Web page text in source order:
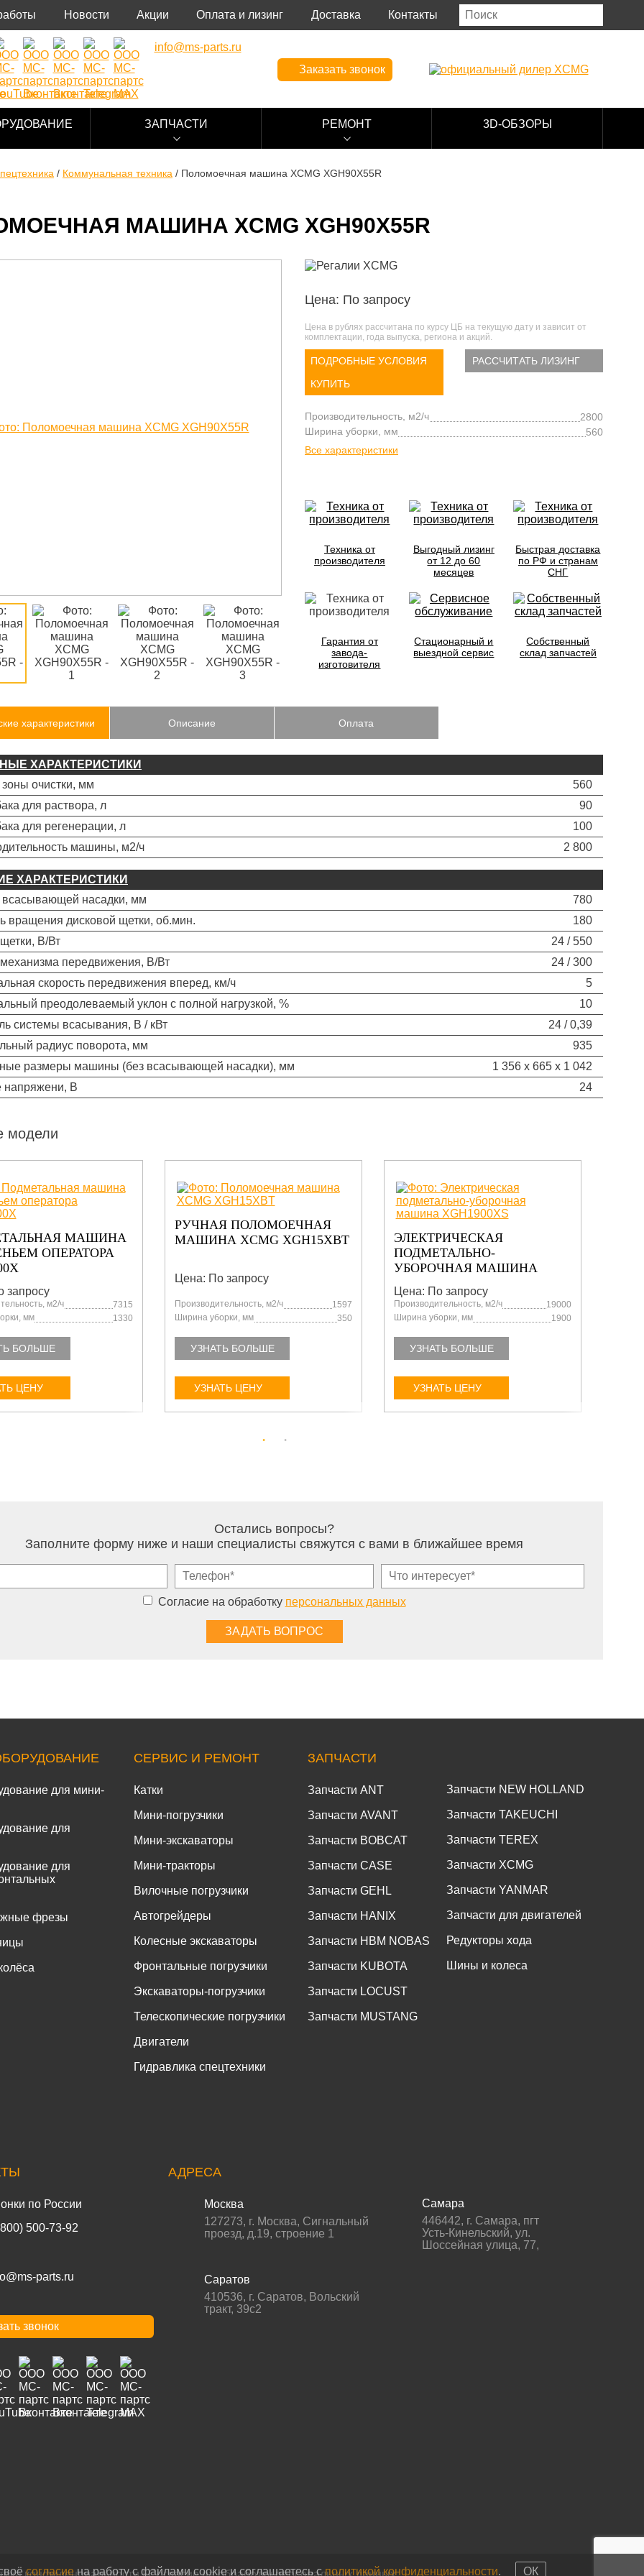
Новости Акции Оплата и лизинг Доставка Контакты
info@ms-parts.ru
Заказать звонок
ЗАПЧАСТИ РЕМОНТ 3D-ОБЗОРЫ
/ Коммунальная техника / Поломоечная машина XCMG XGH90X55R
МАШИНА XCMG XGH90X55R
Цена: По запросу
Цена в рублях рассчитана по курсу ЦБ на текущую дату и зависит от
комплектации, года выпуска, региона и акций.
ПОДРОБНЫЕ УСЛОВИЯ
РАССЧИТАТЬ ЛИЗИНГ
КУПИТЬ
Производительность, м2/ч
2800
Ширина уборки, мм
560
Все характеристики
Техника от
производителя
Выгодный лизинг
от 12 до 60
месяцев
Быстрая доставка
по РФ и странам
СНГ
Гарантия от
завода-
изготовителя
Стационарный и
выездной сервис
Собственный
склад запчастей
характеристики Описание Оплата
ХАРАКТЕРИСТИКИ
очистки, мм
560
для раствора, л
90
для регенерации, л
100
машины, м2/ч
2 800
ХАРАКТЕРИСТИКИ
насадки, мм
780
вращения дисковой щетки, об.мин.
180
В/Вт
24 / 550
передвижения, В/Вт
24 / 300
скорость передвижения вперед, км/ч
5
преодолеваемый уклон с полной нагрузкой, %
10
системы всасывания, В / кВт
24 / 0,39
радиус поворота, мм
935
размеры машины (без всасывающей насадки), мм
1 356 x 665 x 1 042
напряжени, В
24
модели
МАШИНА
ОПЕРАТОРА
запросу
м2/ч
7315
мм
1330
БОЛЬШЕ
ЦЕНУ
РУЧНАЯ ПОЛОМОЕЧНАЯ
МАШИНА XCMG XGH15XBT
Цена: По запросу
Производительность, м2/ч
1597
Ширина уборки, мм
350
УЗНАТЬ БОЛЬШЕ
УЗНАТЬ ЦЕНУ
ЭЛЕКТРИЧЕСКАЯ
ПОДМЕТАЛЬНО-
УБОРОЧНАЯ МАШИНА
XGH1900XS
Цена: По запросу
Производительность, м2/ч
19000
Ширина уборки, мм
1900
УЗНАТЬ БОЛЬШЕ
УЗНАТЬ ЦЕНУ
Остались вопросы?
Заполните форму ниже и наши специалисты свяжутся с вами в ближайшее время
Согласие на обработку персональных данных
для мини-
для
для
фрезы
СЕРВИС И РЕМОНТ
Катки
Мини-погрузчики
Мини-экскаваторы
Мини-тракторы
Вилочные погрузчики
Автогрейдеры
Колесные экскаваторы
Фронтальные погрузчики
Экскаваторы-погрузчики
Телескопические погрузчики
Двигатели
Гидравлика спецтехники
ЗАПЧАСТИ
Запчасти ANT
Запчасти AVANT
Запчасти BOBCAT
Запчасти CASE
Запчасти GEHL
Запчасти HANIX
Запчасти HBM NOBAS
Запчасти KUBOTA
Запчасти LOCUST
Запчасти MUSTANG
Запчасти NEW HOLLAND
Запчасти TAKEUCHI
Запчасти TEREX
Запчасти XCMG
Запчасти YANMAR
Запчасти для двигателей
Редукторы хода
Шины и колеса
по России
500-73-92
parts.ru
звонок
АДРЕСА
Москва
127273, г. Москва, Сигнальный
проезд, д.19, строение 1
Саратов
410536, г. Саратов, Вольский
тракт, 39с2
Самара
446442, г. Самара, пгт
Усть-Кинельский, ул.
Шоссейная улица, 77,
согласиена работу с файлами cookie и соглашаетесь сполитикой конфиденциальности. ОК